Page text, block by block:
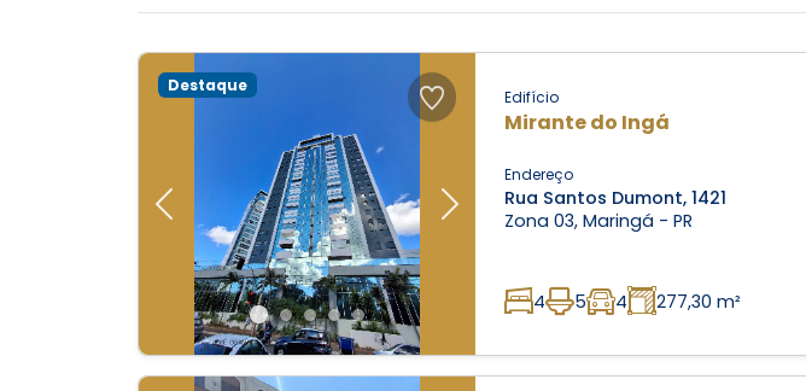
Previous Next
Destaque
Edifício
Mirante do Ingá
Endereço
Rua Santos Dumont, 1421
Zona 03, Maringá - PR
4 5 4 277,30 m²